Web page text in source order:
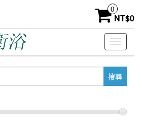
0
NT$0
Toggle